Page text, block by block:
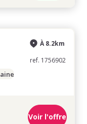
À 8.2km
ref. 1756902
Voir l'offre